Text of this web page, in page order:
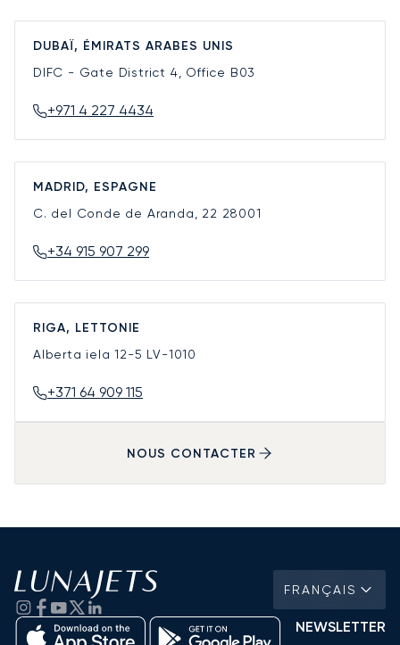
DUBAÏ, ÉMIRATS ARABES UNIS
DIFC - Gate District 4, Office B03
+971 4 227 4434
MADRID, ESPAGNE
C. del Conde de Aranda, 22 28001
+34 915 907 299
RIGA, LETTONIE
Alberta iela 12-5 LV-1010
+371 64 909 115
NOUS CONTACTER
FRANÇAIS
NEWSLETTER